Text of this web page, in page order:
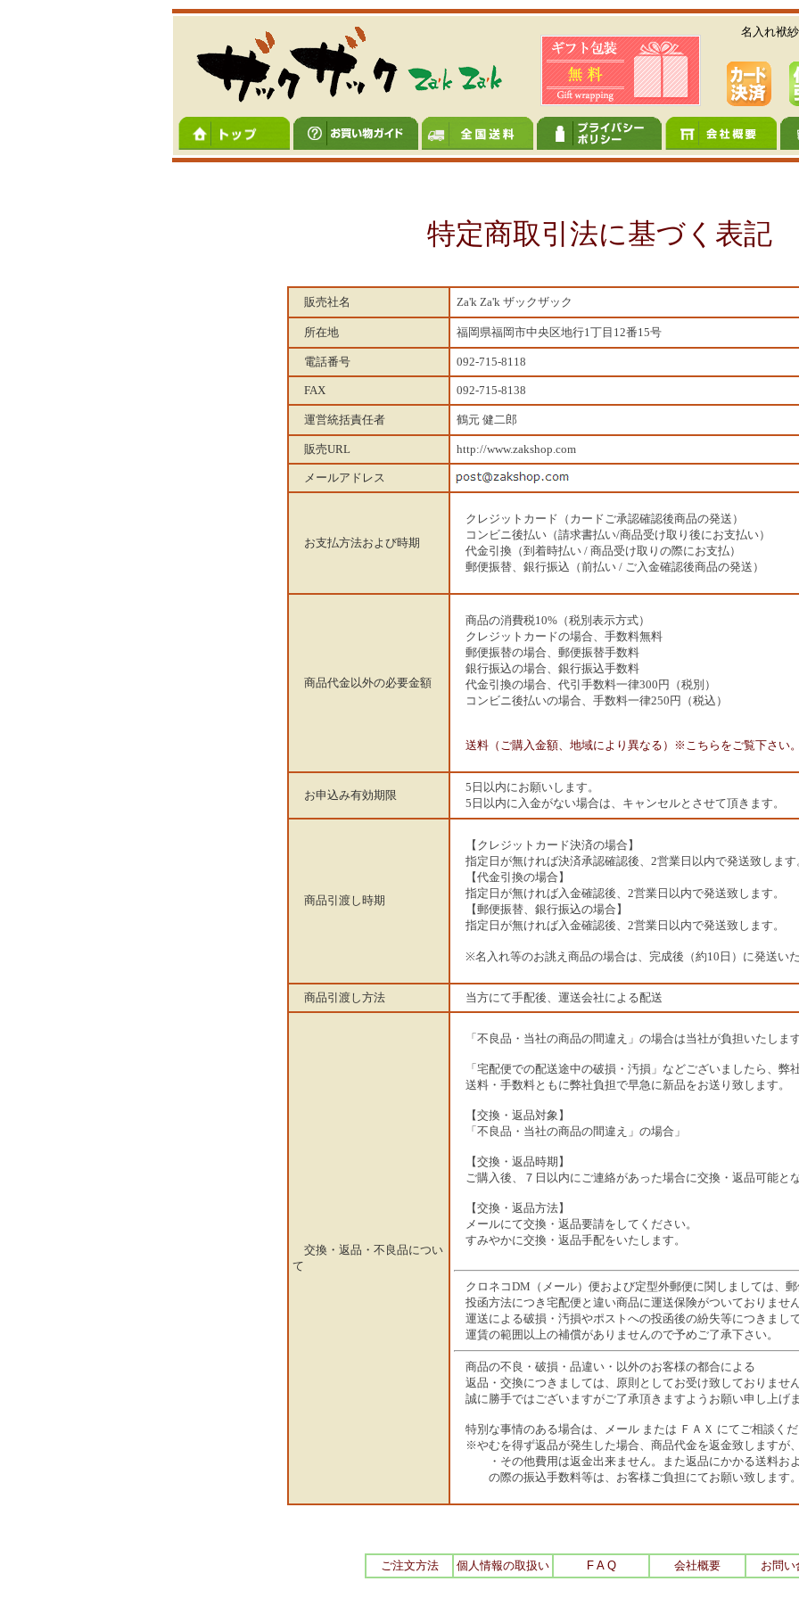
名入れ袱
特定商取引法に基づく表記
販売社名 Za'k Za'k ザックザック
所在地 福岡県福岡市中央区地行1丁目12番15号
電話番号 092-715-8118
FAX 092-715-8138
運営統括責任者 鶴元 健二郎
販売URL http://www.zakshop.com
メールアドレス
お支払方法および時期
クレジットカード（カードご承認確認後商品の発送）
コンビニ後払い（請求書払い/商品受け取り後にお支払い）
代金引換（到着時払い / 商品受け取りの際にお支払）
郵便振替、銀行振込（前払い / ご入金確認後商品の発送）
商品代金以外の必要金額
商品の消費税10%（税別表示方式）
クレジットカードの場合、手数料無料
郵便振替の場合、郵便振替手数料
銀行振込の場合、銀行振込手数料
代金引換の場合、代引手数料一律300円（税別）
コンビニ後払いの場合、手数料一律250円（税込）
送料（ご購入金額、地域により異なる）※こちらをご覧下さい
お申込み有効期限
5日以内にお願いします。
5日以内に入金がない場合は、キャンセルとさせて頂きます。
商品引渡し時期
【クレジットカード決済の場合】
指定日が無ければ決済承認確認後、2営業日以内で発送致します
【代金引換の場合】
指定日が無ければ入金確認後、2営業日以内で発送致します。
【郵便振替、銀行振込の場合】
指定日が無ければ入金確認後、2営業日以内で発送致します。
※名入れ等のお誂え商品の場合は、完成後（約10日）に発送い
商品引渡し方法 当方にて手配後、運送会社による配送
交換・返品・不良品につい
て
「不良品・当社の商品の間違え」の場合は当社が負担いたしま
「宅配便での配送途中の破損・汚損」などございましたら、弊
送料・手数料ともに弊社負担で早急に新品をお送り致します。
【交換・返品対象】
「不良品・当社の商品の間違え」の場合」
【交換・返品時期】
ご購入後、７日以内にご連絡があった場合に交換・返品可能と
【交換・返品方法】
メールにて交換・返品要請をしてください。
すみやかに交換・返品手配をいたします。
クロネコDM（メール）便および定型外郵便に関しましては、
投函方法につき宅配便と違い商品に運送保険がついておりませ
運送による破損・汚損やポストへの投函後の紛失等につきまし
運賃の範囲以上の補償がありませんので予めご了承下さい。
商品の不良・破損・品違い・以外のお客様の都合による
返品・交換につきましては、原則としてお受け致しておりませ
誠に勝手ではございますがご了承頂きますようお願い申し上げ
特別な事情のある場合は、メール または ＦＡＸ にてご相談く
※やむを得ず返品が発生した場合、商品代金を返金致しますが
・その他費用は返金出来ません。また返品にかかる送料お
の際の振込手数料等は、お客様ご負担にてお願い致します
ご注文方法 個人情報の取扱い F A Q 会社概要 お問い